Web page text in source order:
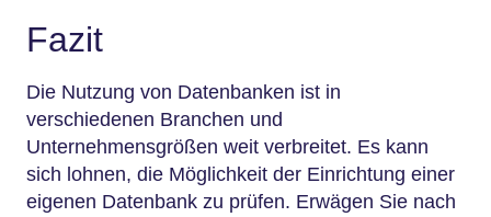
Fazit
Die Nutzung von Datenbanken ist in
verschiedenen Branchen und
Unternehmensgrößen weit verbreitet. Es kann
sich lohnen, die Möglichkeit der Einrichtung einer
eigenen Datenbank zu prüfen. Erwägen Sie nach